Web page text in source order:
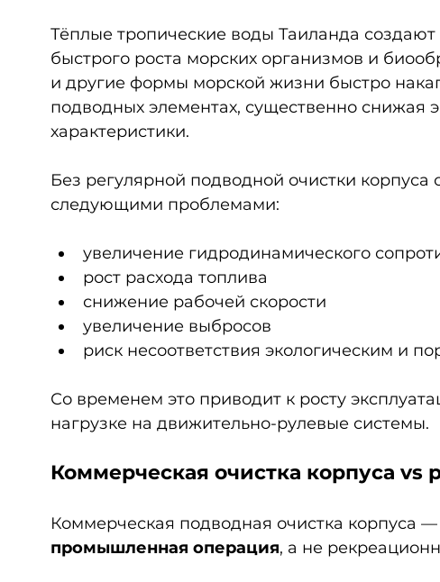
Тёплые тропические воды Таиланда
быстрого роста морских организмов и
и другие формы морской жизни быстро
подводных элементах, существенно снижая
характеристики.
Без регулярной подводной очистки корпуса
следующими проблемами:
увеличение гидродинамического
рост расхода топлива
снижение рабочей скорости
увеличение выбросов
риск несоответствия экологическим и
Со временем это приводит к росту
нагрузке на движительно-рулевые системы.
Коммерческая очистка корпуса vs
Коммерческая подводная очистка корпуса —
промышленная операция, а не